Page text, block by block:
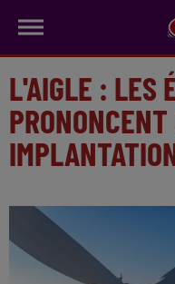
L'AIGLE : LES